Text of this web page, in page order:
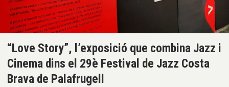
“Love Story”, l’exposició que combina Jazz i
Cinema dins el 29è Festival de Jazz Costa
Brava de Palafrugell